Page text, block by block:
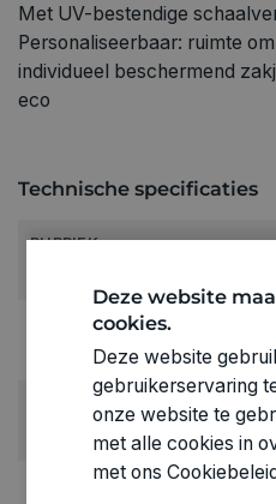
Met UV-bestendige
Personaliseerbaar: ruimte
individueel beschermend
eco
Technische specificaties
RUBRIEK:
GEWICHT
ARTIKELNUMMER
1500050
Deze website
cookies.
Deze website
gebruikerservaring
onze website te
met alle cookies in
met ons